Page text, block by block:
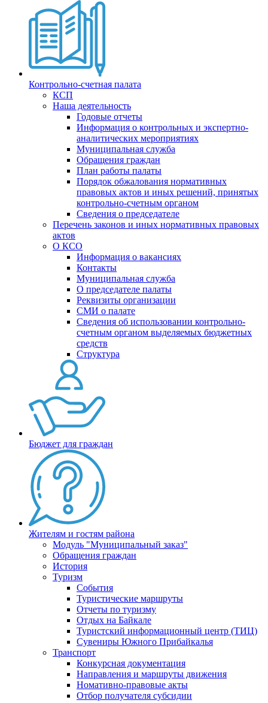
Контрольно-счетная палата
КСП
Наша деятельность
Годовые отчеты
Информация о контрольных и экспертно-
аналитических мероприятиях
Муниципальная служба
Обращения граждан
План работы палаты
Порядок обжалования нормативных
правовых актов и иных решений, принятых
контрольно-счетным органом
Сведения о председателе
Перечень законов и иных нормативных правовых
актов
О КСО
Информация о вакансиях
Контакты
Муниципальная служба
О председателе палаты
Реквизиты организации
СМИ о палате
Сведения об использовании контрольно-
счетным органом выделяемых бюджетных
средств
Структура
Бюджет для граждан
Жителям и гостям района
Модуль "Муниципальный заказ"
Обращения граждан
История
Туризм
События
Туристические маршруты
Отчеты по туризму
Отдых на Байкале
Туристский информационный центр (ТИЦ)
Сувениры Южного Прибайкалья
Транспорт
Конкурсная документация
Направления и маршруты движения
Номативно-правовые акты
Отбор получателя субсидии